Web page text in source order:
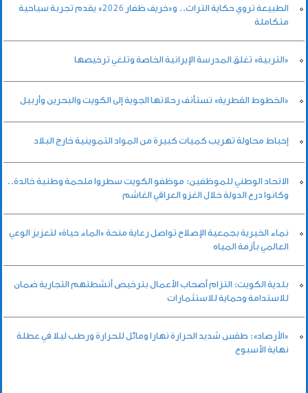
الطبيعة تروي حكاية التراث.. و«خريف ظفار 2026» يقدم تجربة سياحية
متكاملة
«التربية» تغلق المدرسة الإيرانية الخاصة وتلغي ترخيصها
«الخطوط القطرية» تستأنف رحلاتها الجوية إلى الكويت والبحرين وأربيل
إحباط محاولة تهريب كميات كبيرة من المواد التموينية خارج البلاد
الاتحاد الوطني للموظفين: موظفو الكويت سطروا ملحمة وطنية خالدة..
وكانوا درع الدولة خلال الغزو العراقي الغاشم
نماء الخيرية بجمعية الإصلاح تواصل رعاية منحة «الماء حياة» لتعزيز الوعي
العالمي بأزمة المياه
بلدية الكويت: التزام أصحاب الأعمال بترخيص أنشطتهم التجارية ضمان
للاستدامة وحماية للاستثمارات
«الأرصاد»: طقس شديد الحرارة نهارا ومائل للحرارة ورطب ليلا في عطلة
نهاية الأسبوع